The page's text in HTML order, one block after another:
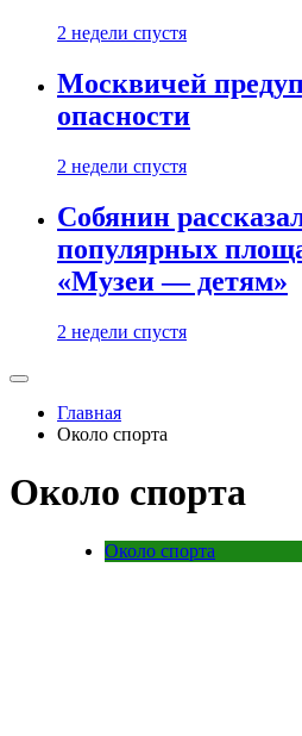
2 недели спустя
Москвичей
опасности
2 недели спустя
Собянин
популярных
«Музеи — детям»
2 недели спустя
Главная
Около спорта
Около спорта
Около спорта